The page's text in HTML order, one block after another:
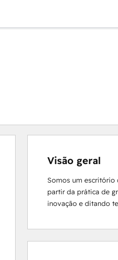
Visão geral
Somos um escritório
partir da prática de
inovação e ditando